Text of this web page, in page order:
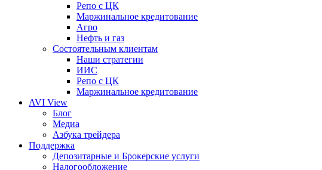
Репо с ЦК
Маржинальное кредитование
Агро
Нефть и газ
Состоятельным клиентам
Наши стратегии
ИИС
Репо с ЦК
Маржинальное кредитование
AVI View
Блог
Медиа
Азбука трейдера
Поддержка
Депозитарные и Брокерские услуги
Налогообложение